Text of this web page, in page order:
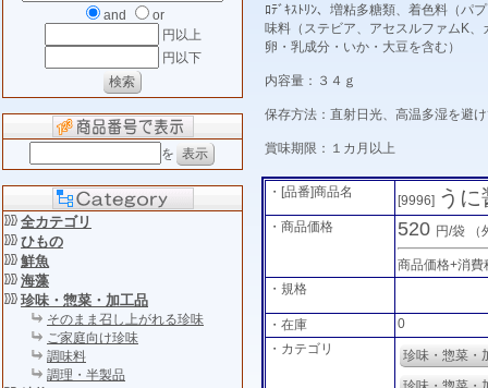
and
or
円以上
円以下
を
全カテゴリ
ひもの
鮮魚
海藻
珍味・惣菜・加工品
そのまま召し上がれる珍味
ご家庭向け珍味
調味料
調理・半製品
ﾛﾃﾞｷｽﾄﾘﾝ、増粘多糖類、着色料（パ
味料（ステビア、アセスルファムK
卵・乳成分・いか・大豆を含む）
内容量：３４ｇ
保存方法：直射日光、高温多湿を避
賞味期限：１カ月以上
・[品番]商品名
[9996] う
・商品価格 520 円/袋
商品価格+消費
・規格
・在庫
0
・カテゴリ
珍味・惣菜・